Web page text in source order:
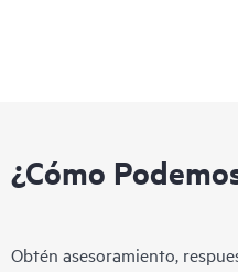
¿Cómo
Obtén asesoramiento,